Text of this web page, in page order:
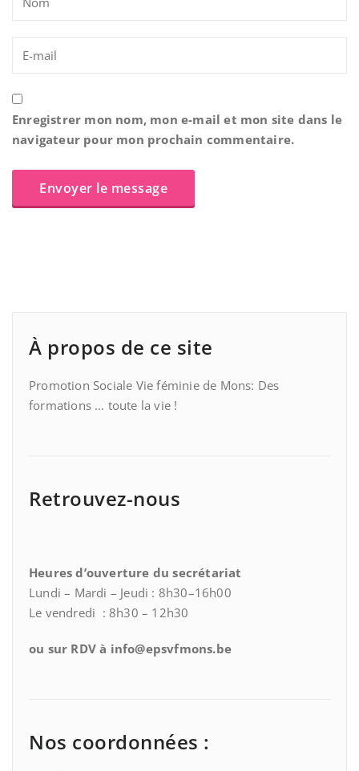
Enregistrer mon nom, mon e-mail et mon site dans le
navigateur pour mon prochain commentaire.
À propos de ce site
Promotion Sociale Vie féminie de Mons: Des
formations … toute la vie !
Retrouvez-nous
Heures d’ouverture du secrétariat
Lundi – Mardi – Jeudi : 8h30–16h00
Le vendredi : 8h30 – 12h30
ou sur RDV à info@epsvfmons.be
Nos coordonnées :